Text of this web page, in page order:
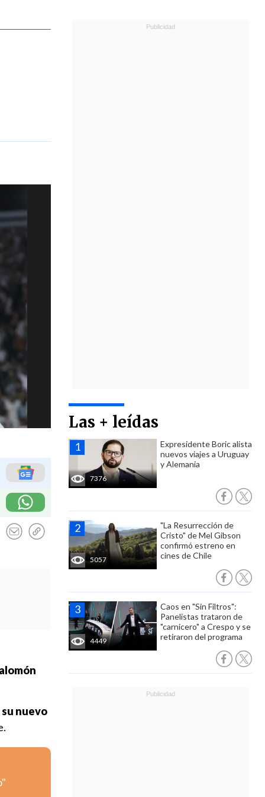
Las + leídas
7376
Expresidente Boric alista
nuevos viajes a Uruguay
y Alemania
5057
"La Resurrección de
Cristo" de Mel Gibson
confirmó estreno en
cines de Chile
4449
Caos en "Sin Filtros":
Panelistas trataron de
"carnicero" a Crespo y se
retiraron del programa
nuevo